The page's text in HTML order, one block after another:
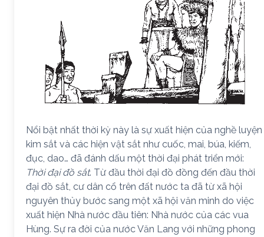
Nổi bật nhất thời kỳ này là sự xuất hiện của nghề luyện
kim sắt và các hiện vật sắt như cuốc, mai, búa, kiếm,
đục, dao… đã đánh dấu một thời đại phát triển mới:
Thời đại đồ sắt. Từ đầu thời đại đồ đồng đến đầu thời
đại đồ sắt, cư dân cổ trên đất nước ta đã từ xã hội
nguyên thủy bước sang một xã hội văn minh do việc
xuất hiện Nhà nước đầu tiên: Nhà nước của các vua
Hùng. Sự ra đời của nước Văn Lang với những phong